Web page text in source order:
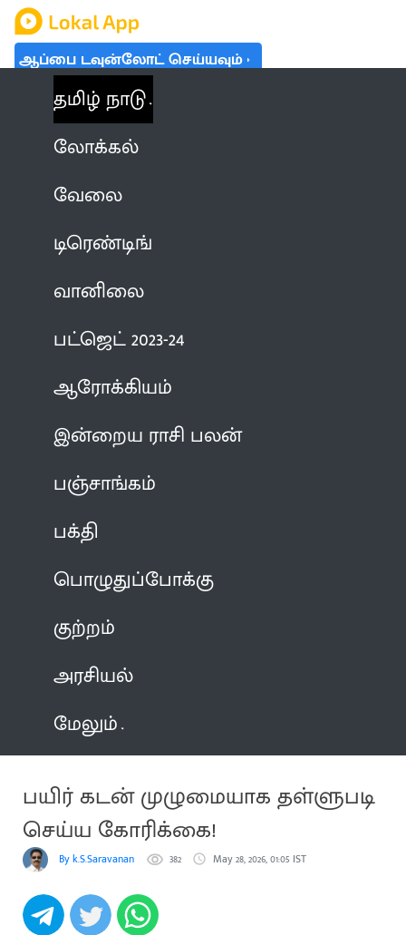
ஆப்பை டவுன்லோட் செய்யவும்
தமிழ் நாடு
லோக்கல்
வேலை
டிரெண்டிங்
வானிலை
பட்ஜெட் 2023-24
ஆரோக்கியம்
இன்றைய ராசி பலன்
பஞ்சாங்கம்
பக்தி
பொழுதுப்போக்கு
குற்றம்
அரசியல்
மேலும்
பயிர் கடன் முழுமையாக தள்ளுபடி
செய்ய கோரிக்கை!
By k.S.Saravanan 382 May 28, 2026, 01:05 IST